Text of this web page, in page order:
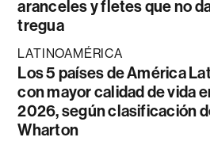
aranceles y fletes que no
tregua
LATINOAMÉRICA
Los 5 países de América
con mayor calidad de vida
2026, según clasificación
Wharton